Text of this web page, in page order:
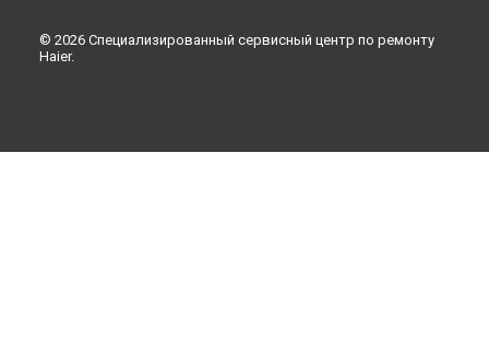
© 2026 Специализированный сервисный центр по ремонту
Haier.